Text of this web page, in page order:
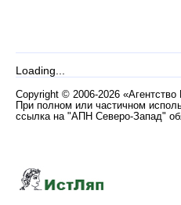
Loading...
Copyright © 2006-2026
При полном или частичном
ссылка на "АПН Северо-Запад"